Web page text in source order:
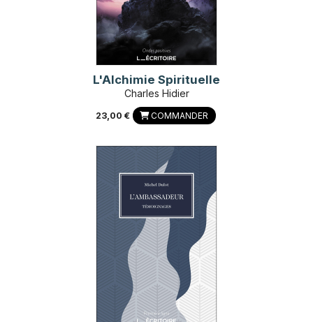
L'Alchimie Spirituelle
Charles Hidier
23,00 € COMMANDER